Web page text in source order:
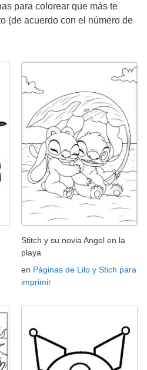
para colorear que más te
(de acuerdo con el número de
Stitch y su novia Angel en la
playa
en Páginas de Lilo y Stich para
imprimir